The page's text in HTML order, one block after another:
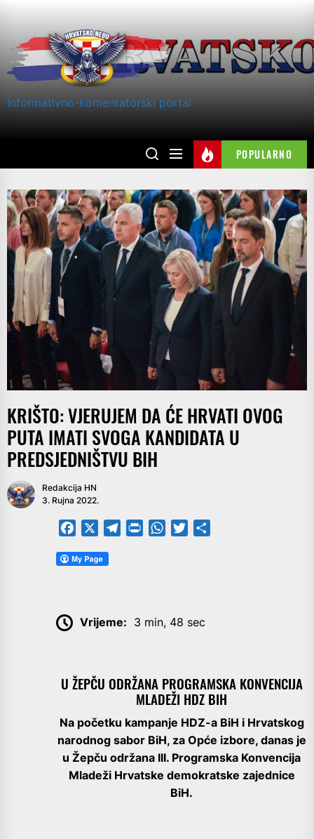
content
Informativno-komentatorski portal
POPULARNO
KRIŠTO: VJERUJEM DA ĆE HRVATI OVOG
PUTA IMATI SVOGA KANDIDATA U
PREDSJEDNIŠTVU BIH
Redakcija HN
3. Rujna 2022.
Facebook TelegramPrintFriendly
WhatsApp
Twitter
Vrijeme: 3 min, 48 sec
U ŽEPČU ODRŽANA PROGRAMSKA KONVENCIJA
MLADEŽI HDZ BIH
Na početku kampanje HDZ-a BiH i Hrvatskog
narodnog sabor BiH, za Opće izbore, danas je
u Žepču održana III. Programska Konvencija
Mladeži Hrvatske demokratske zajednice
BiH.